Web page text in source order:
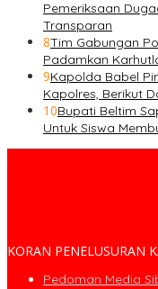
Pemeriksaan
Transparan
8Tim Gabungan
Padamkan
9Kapolda Babel
Kapolres, Berikut
10Bupati Beltim
Untuk Siswa
KORAN PENELUSURAN
Pedoman Media